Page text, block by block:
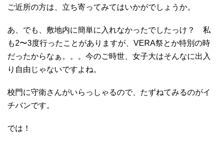
ご近所の方は、立ち寄ってみてはいかがでしょうか。
あ、でも、敷地内に簡単に入れなかったでしたっけ？ 私
も2〜3度行ったことがありますが、VERA祭とか特別の時
だったからなぁ。。。今のご時世、女子大はそんなに出入
り自由じゃないですよね。
校門に守衛さんがいらっしゃるので、たずねてみるのがイ
チバンです。
では！